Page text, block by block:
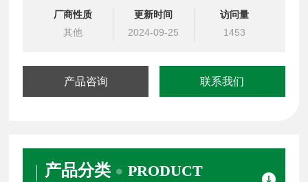
设置于暗室或暗处。
厂商性质
其他
更新时间
2024-09-25
访问量
1453
产品咨询 联系我们
产品分类 PRODUCT